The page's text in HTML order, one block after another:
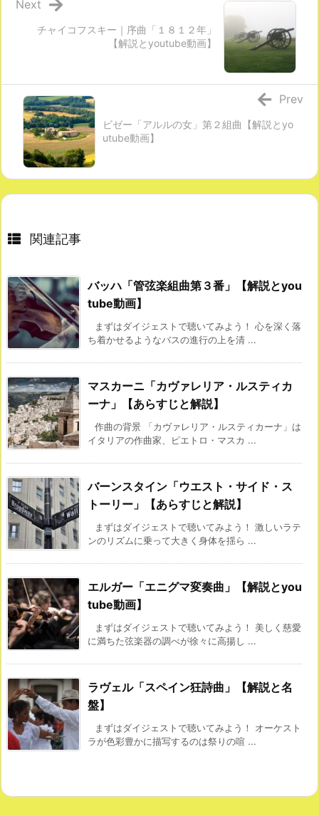
チャイコフスキー｜序曲「１８１２年」
【解説とyoutube動画】
Next
ビゼー「アルルの女」第２組曲【解説とyo
utube動画】
Prev
関連記事
バッハ「管弦楽組曲第３番」【解説とyou
tube動画】
まずはダイジェストで聴いてみよう！ 心を深く落
ち着かせるようなバスの進行の上を清 ...
マスカーニ「カヴァレリア・ルスティカ
ーナ」【あらすじと解説】
作曲の背景 「カヴァレリア・ルスティカーナ」は
イタリアの作曲家、ピエトロ・マスカ ...
バーンスタイン「ウエスト・サイド・ス
トーリー」【あらすじと解説】
まずはダイジェストで聴いてみよう！ 激しいラテ
ンのリズムに乗って大きく身体を揺ら ...
エルガー「エニグマ変奏曲」【解説とyou
tube動画】
まずはダイジェストで聴いてみよう！ 美しく慈愛
に満ちた弦楽器の調べが徐々に高揚し ...
ラヴェル「スペイン狂詩曲」【解説と名
盤】
まずはダイジェストで聴いてみよう！ オーケスト
ラが色彩豊かに描写するのは祭りの喧 ...